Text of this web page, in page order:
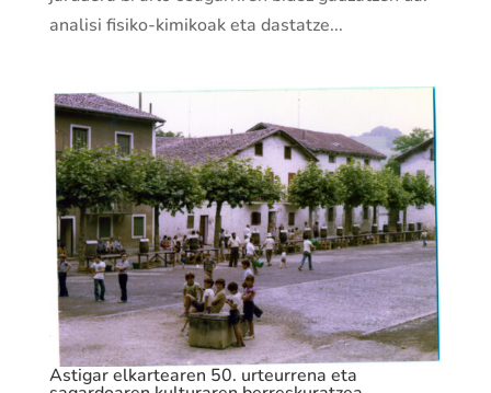
analisi fisiko-kimikoak eta dastatze...
Astigar elkartearen 50. urteurrena eta